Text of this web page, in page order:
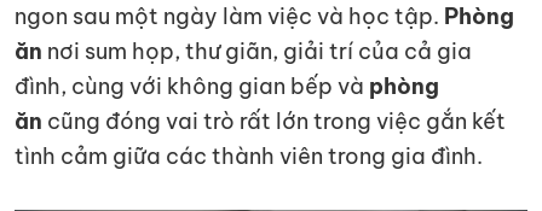
ngon sau một ngày làm việc và học tập. Phòng
ăn nơi sum họp, thư giãn, giải trí của cả gia
đình, cùng với không gian bếp và phòng
ăn cũng đóng vai trò rất lớn trong việc gắn kết
tình cảm giữa các thành viên trong gia đình.